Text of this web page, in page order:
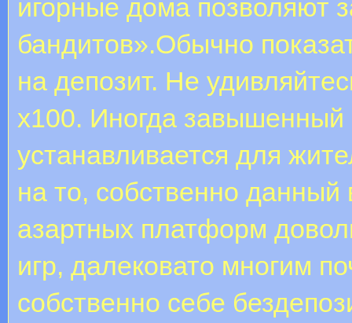
игорные дома позволяют
бандитов».Обычно
на депозит. Не
х100. Иногда
устанавливается для
на то, собственно
азартных платформ
игр, далековато многим
собственно себе